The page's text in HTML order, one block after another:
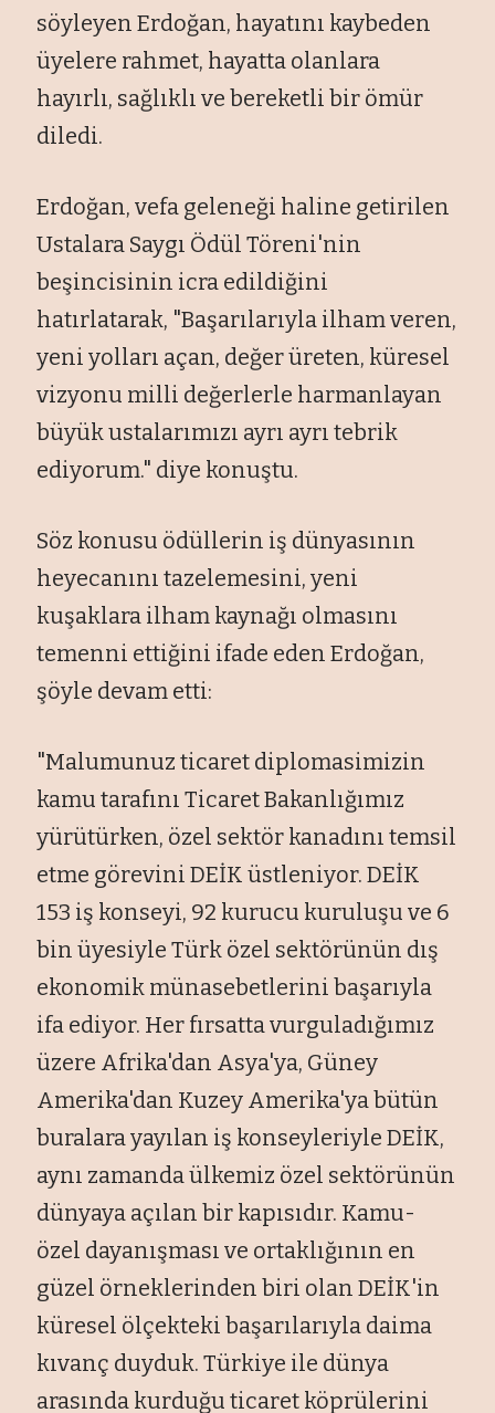
söyleyen Erdoğan, hayatını kaybeden
üyelere rahmet, hayatta olanlara
hayırlı, sağlıklı ve bereketli bir ömür
diledi.
Erdoğan, vefa geleneği haline getirilen
Ustalara Saygı Ödül Töreni'nin
beşincisinin icra edildiğini
hatırlatarak, "Başarılarıyla ilham veren,
yeni yolları açan, değer üreten, küresel
vizyonu milli değerlerle harmanlayan
büyük ustalarımızı ayrı ayrı tebrik
ediyorum." diye konuştu.
Söz konusu ödüllerin iş dünyasının
heyecanını tazelemesini, yeni
kuşaklara ilham kaynağı olmasını
temenni ettiğini ifade eden Erdoğan,
şöyle devam etti:
"Malumunuz ticaret diplomasimizin
kamu tarafını Ticaret Bakanlığımız
yürütürken, özel sektör kanadını temsil
etme görevini DEİK üstleniyor. DEİK
153 iş konseyi, 92 kurucu kuruluşu ve 6
bin üyesiyle Türk özel sektörünün dış
ekonomik münasebetlerini başarıyla
ifa ediyor. Her fırsatta vurguladığımız
üzere Afrika'dan Asya'ya, Güney
Amerika'dan Kuzey Amerika'ya bütün
buralara yayılan iş konseyleriyle DEİK,
aynı zamanda ülkemiz özel sektörünün
dünyaya açılan bir kapısıdır. Kamu-
özel dayanışması ve ortaklığının en
güzel örneklerinden biri olan DEİK'in
küresel ölçekteki başarılarıyla daima
kıvanç duyduk. Türkiye ile dünya
arasında kurduğu ticaret köprülerini